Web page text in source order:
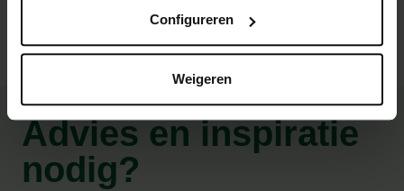
Configureren
Weigeren
Advies en inspiratie
nodig?